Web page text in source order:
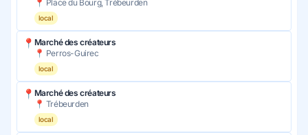
📍 Place du Bourg, Trébeurden
local
📍 Marché des créateurs
📍 Perros-Guirec
local
📍 Marché des créateurs
📍 Trébeurden
local